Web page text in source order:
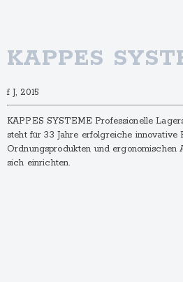
KAPPES
f J, 2015
KAPPES SYSTEME Professionelle
steht für 33 Jahre erfolgreiche innovative
Ordnungsprodukten und ergonomischen
sich einrichten.